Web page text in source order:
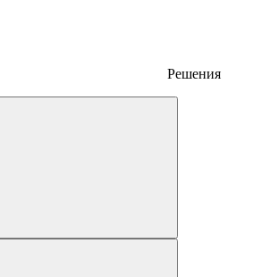
Решения